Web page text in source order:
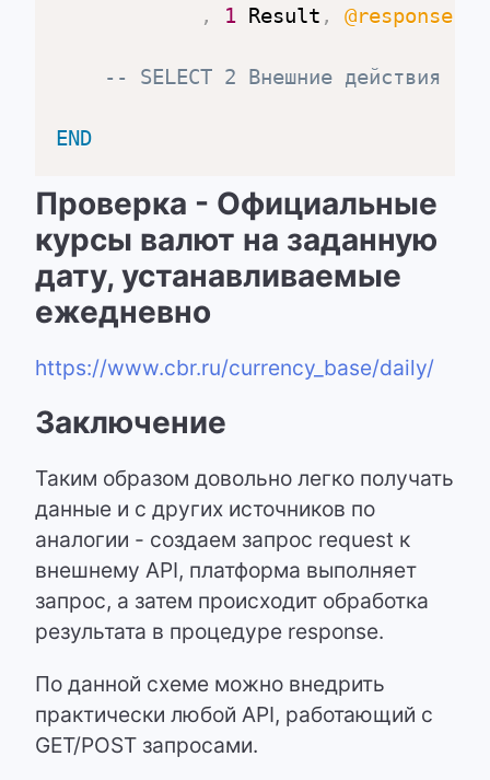
,
1 Result , @response
-- SELECT 2 Внешние действия
END
Проверка - Официальные
курсы валют на заданную
дату, устанавливаемые
ежедневно
https://www.cbr.ru/currency_base/daily/
Заключение
Таким образом довольно легко получать
данные и с других источников по
аналогии - создаем запрос request к
внешнему API, платформа выполняет
запрос, а затем происходит обработка
результата в процедуре response.
По данной схеме можно внедрить
практически любой API, работающий с
GET/POST запросами.